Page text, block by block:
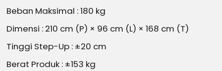
Beban Maksimal : 180 kg
Dimensi : 210 cm (P) × 96 cm (L) × 168 cm (T)
Tinggi Step-Up : ±20 cm
Berat Produk : ±153 kg